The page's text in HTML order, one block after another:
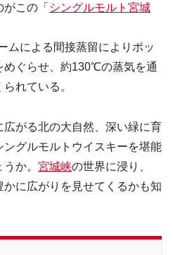
この「 シングルモルト宮城
ムによる間接蒸留によりポッ
めぐらせ、約130℃の蒸気を通
れている。
がる北の大自然、深い緑に育
ングルモルトウイスキーを堪能
か。 宮城峡の世界に浸り、
かに広がりを見せてくるかも知